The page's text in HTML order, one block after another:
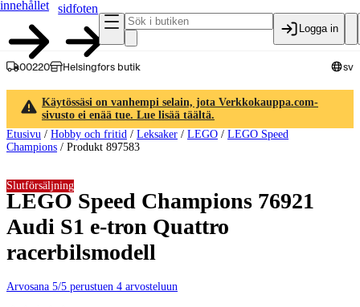
innehållet
sidfoten
Logga in
00220 Helsingfors butik sv
Käytössäsi on vanhempi selain, jota Verkkokauppa.com-
sivusto ei enää tue. Lue lisää täältä.
Etusivu / Hobby och fritid / Leksaker / LEGO / LEGO Speed
Champions / Produkt 897583
LEGO Speed Champions 76921
Audi S1 e-tron Quattro
racerbilsmodell
Arvosana 5/5 perustuen 4 arvosteluun
Slutförsäljning